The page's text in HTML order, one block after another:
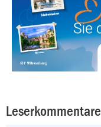
Leserkommentare